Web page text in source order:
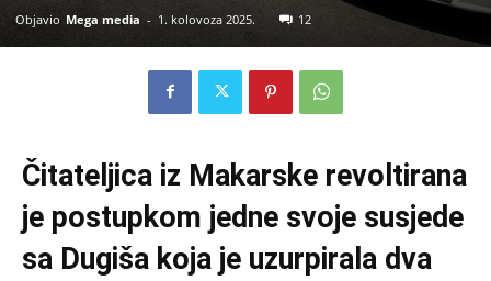
Objavio Mega media - 1. kolovoza 2025. 12
Čitateljica iz Makarske revoltirana
je postupkom jedne svoje susjede
sa Dugiša koja je uzurpirala dva